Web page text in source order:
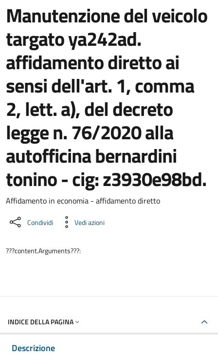
Manutenzione del veicolo
targato ya242ad.
affidamento diretto ai
sensi dell'art. 1, comma
2, lett. a), del decreto
legge n. 76/2020 alla
autofficina bernardini
tonino - cig: z3930e98bd.
Dettaglio del documento
Affidamento in economia - affidamento diretto
Condividi Vedi azioni
???content.Arguments???:
INDICE DELLA PAGINA
Descrizione